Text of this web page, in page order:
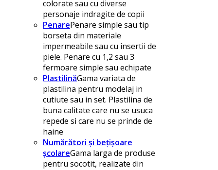
colorate sau cu diverse
personaje indragite de copii
PenarePenare simple sau tip
borseta din materiale
impermeabile sau cu insertii de
piele. Penare cu 1,2 sau 3
fermoare simple sau echipate
PlastilinăGama variata de
plastilina pentru modelaj in
cutiute sau in set. Plastilina de
buna calitate care nu se usuca
repede si care nu se prinde de
haine
Numărători și bețișoare
școlareGama larga de produse
pentru socotit, realizate din